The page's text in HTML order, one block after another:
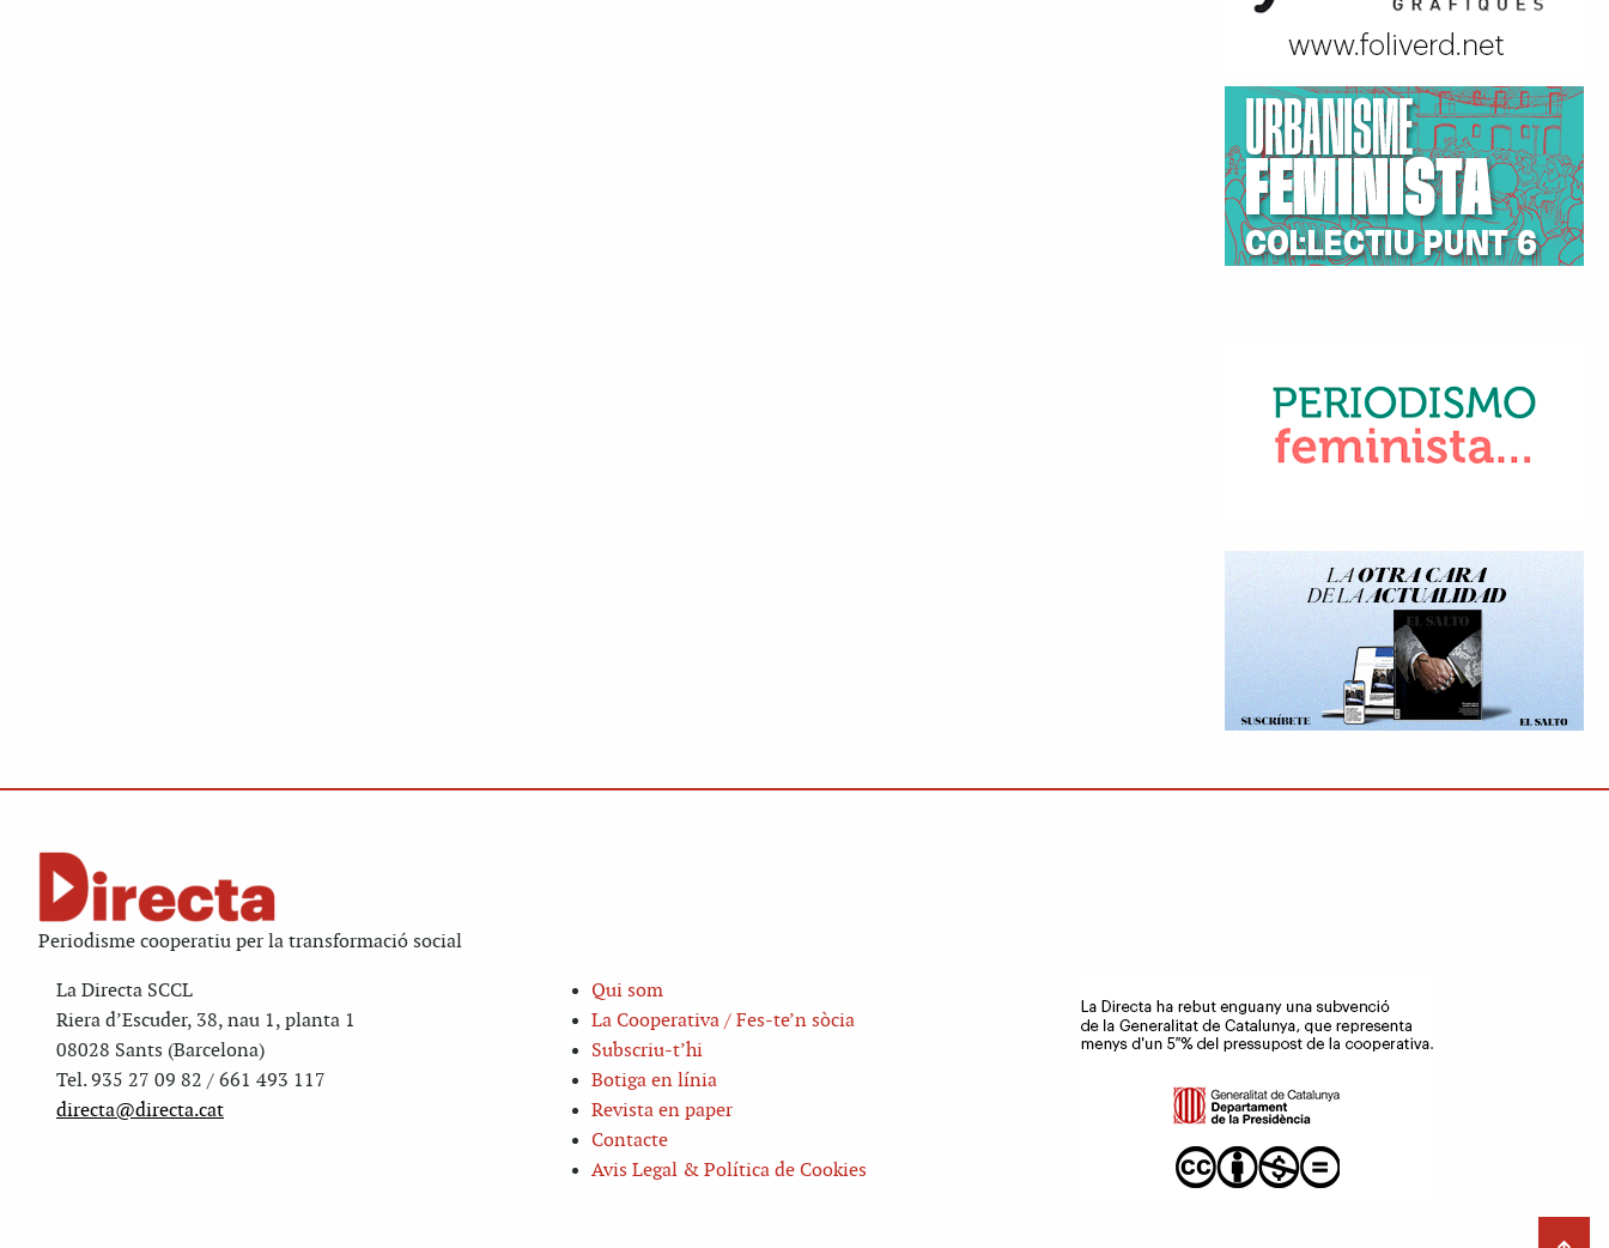
Periodisme cooperatiu per la transformació social
La Directa SCCL
Riera d’Escuder, 38, nau 1, planta 1
08028 Sants (Barcelona)
Tel. 935 27 09 82 / 661 493 117
directa@directa.cat
Qui som
La Cooperativa / Fes-te’n sòcia
Subscriu-t’hi
Botiga en línia
Revista en paper
Contacte
Avis Legal & Política de Cookies